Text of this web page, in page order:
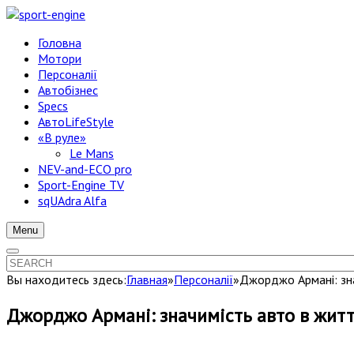
Головна
Мотори
Персоналії
Автобізнес
Specs
АвтоLifeStyle
«В руле»
Le Mans
NEV-and-ECO pro
Sport-Engine TV
sqUAdra Alfa
Menu
Вы находитесь здесь:Главная»Персоналії»Джорджо Армані:
Джорджо Армані: значимість авто в